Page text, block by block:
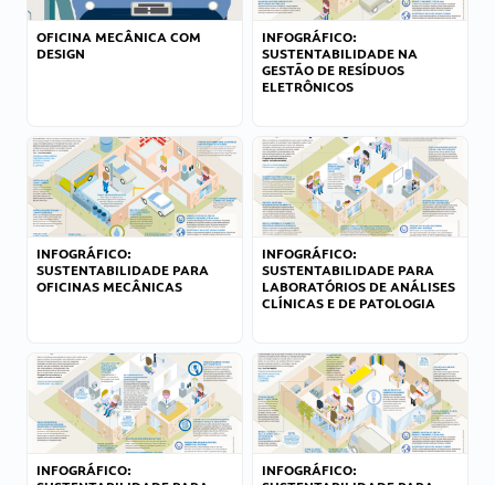
OFICINA MECÂNICA COM
DESIGN
INFOGRÁFICO:
SUSTENTABILIDADE NA
GESTÃO DE RESÍDUOS
ELETRÔNICOS
INFOGRÁFICO:
SUSTENTABILIDADE PARA
OFICINAS MECÂNICAS
INFOGRÁFICO:
SUSTENTABILIDADE PARA
LABORATÓRIOS DE ANÁLISES
CLÍNICAS E DE PATOLOGIA
INFOGRÁFICO:
INFOGRÁFICO: